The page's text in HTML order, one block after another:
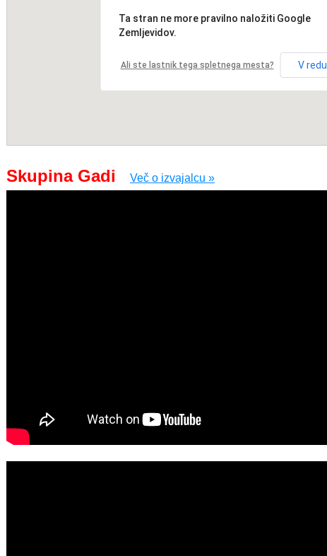
Ta stran ne more pravilno naložiti Google
Zemljevidov.
Ali ste lastnik tega spletnega mesta? V redu
Skupina Gadi Več o izvajalcu »